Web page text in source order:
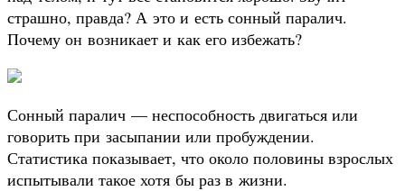
страшно, правда? А это и есть сонный паралич.
Почему он возникает и как его избежать?
Сонный паралич — неспособность двигаться или
говорить при засыпании или пробуждении.
Статистика показывает, что около половины взрослых
испытывали такое хотя бы раз в жизни.